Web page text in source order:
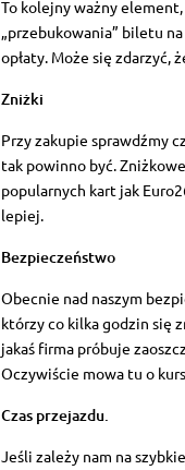
To kolejny ważny
„przebukowania” biletu
opłaty. Może się zdarzyć,
Zniżki
Przy zakupie sprawdźmy
tak powinno być.
popularnych kart jak
lepiej.
Bezpieczeństwo
Obecnie nad naszym
którzy co kilka godzin się
jakaś firma próbuje
Oczywiście mowa tu o
Czas przejazdu.
Jeśli zależy nam na